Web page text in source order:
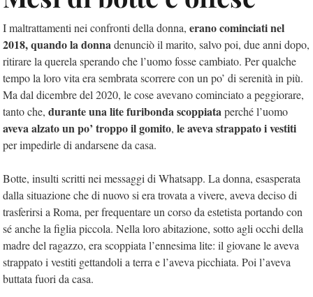
I maltrattamenti nei confronti della donna, erano cominciati nel
2018, quando la donnadenunciò il marito, salvo poi, due anni dopo,
ritirare la querela sperando che l’uomo fosse cambiato. Per qualche
tempo la loro vita era sembrata scorrere con un po’ di serenità in più.
Ma dal dicembre del 2020, le cose avevano cominciato a peggiorare,
tanto che, durante una lite furibonda scoppiataperché l’uomo
aveva alzato un po’ troppo il gomito, le aveva strappato i vestiti
per impedirle di andarsene da casa.
Botte, insulti scritti nei messaggi di Whatsapp. La donna, esasperata
dalla situazione che di nuovo si era trovata a vivere, aveva deciso di
trasferirsi a Roma, per frequentare un corso da estetista portando con
sé anche la figlia piccola. Nella loro abitazione, sotto agli occhi della
madre del ragazzo, era scoppiata l’ennesima lite: il giovane le aveva
strappato i vestiti gettandoli a terra e l’aveva picchiata. Poi l’aveva
buttata fuori da casa.